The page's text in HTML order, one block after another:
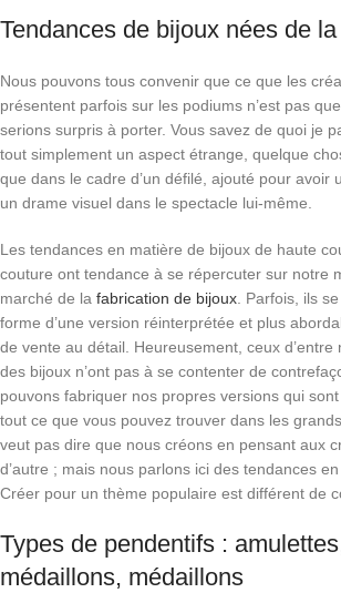
Tendances de bijoux nées de
Nous pouvons tous convenir que ce que les
présentent parfois sur les podiums n’est pas
serions surpris à porter. Vous savez de quoi je
tout simplement un aspect étrange, quelque
que dans le cadre d’un défilé, ajouté pour avoir
un drame visuel dans le spectacle lui-même.
Les tendances en matière de bijoux de haute
couture ont tendance à se répercuter sur notre
marché de la fabrication de bijoux . Parfois, ils
forme d’une version réinterprétée et plus
de vente au détail. Heureusement, ceux d’entre
des bijoux n’ont pas à se contenter de
pouvons fabriquer nos propres versions qui
tout ce que vous pouvez trouver dans les
veut pas dire que nous créons en pensant aux
d’autre ; mais nous parlons ici des tendances
Créer pour un thème populaire est différent de
Types de pendentifs :
médaillons, médaillons